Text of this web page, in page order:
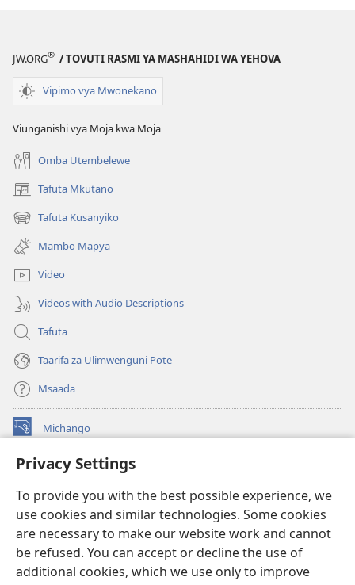
Privacy Settings
To provide you with the best possible experience, we
use cookies and similar technologies. Some cookies
are necessary to make our website work and cannot
be refused. You can accept or decline the use of
additional cookies, which we use only to improve
JW.ORG® / TOVUTI RASMI YA MASHAHIDI WA YEHOVA
Vipimo vya Mwonekano
Viunganishi vya Moja kwa Moja
Omba Utembelewe
Tafuta Mkutano
(opens
new
window)
Tafuta Kusanyiko
(opens
new
window)
Mambo Mapya
Video
Videos with Audio Descriptions
Tafuta
Taarifa za Ulimwenguni Pote
Msaada
Michango
(opens
window)Watchtower MAKTABA KWENYE MTANDAO™
new
window)JW Hub ®
(opens
new
window)
®
Watchtower Library